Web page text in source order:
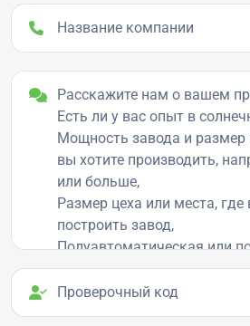
Название компании
Детали проекта
Проверочный код